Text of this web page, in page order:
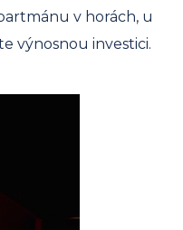
v horách, u
výnosnou investici.